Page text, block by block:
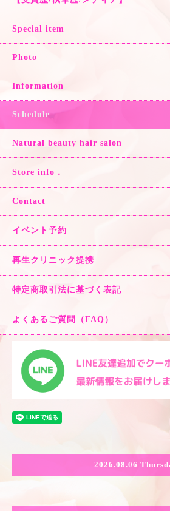
Special item
Photo
Information
Schedule
Natural beauty hair salon
Store info．
Contact
イベント予約
再生クリニック提携
特定商取引法に基づく表記
よくあるご質問（FAQ）
2026.08.06